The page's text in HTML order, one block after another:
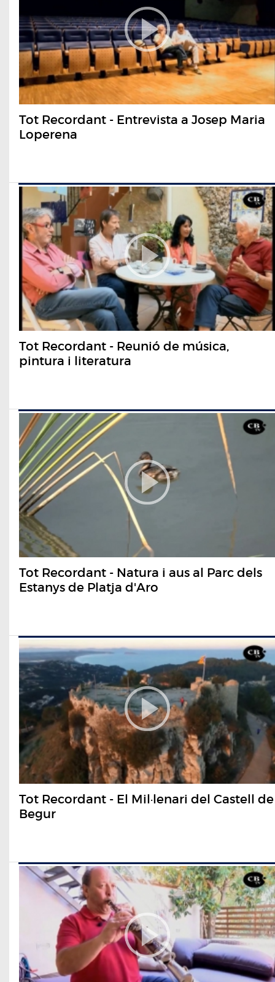
Tot Recordant - Entrevista a Josep Maria
Loperena
Tot Recordant - Reunió de música,
pintura i literatura
Tot Recordant - Natura i aus al Parc dels
Estanys de Platja d'Aro
Tot Recordant - El Mil·lenari del Castell de
Begur